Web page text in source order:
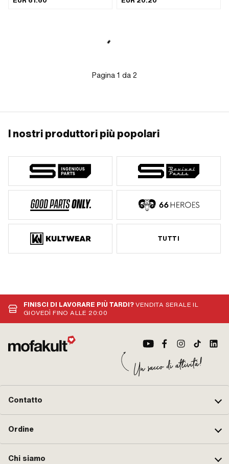
Pagina 1 da 2
I nostri produttori più popolari
TUTTI
FINISCI DI LAVORARE PIÙ TARDI?VENDITA SERALE IL
GIOVEDÌ FINO ALLE 20:00
Contatto
Ordine
Chi siamo